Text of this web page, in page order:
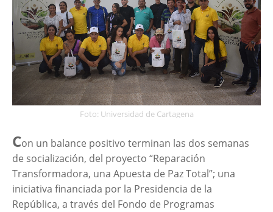
Foto: Universidad de Cartagena
Con un balance positivo terminan las dos semanas
de socialización, del proyecto “Reparación
Transformadora, una Apuesta de Paz Total”; una
iniciativa financiada por la Presidencia de la
República, a través del Fondo de Programas